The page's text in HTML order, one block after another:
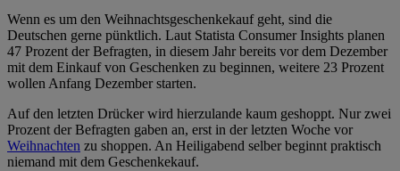
Wenn es um den Weihnachtsgeschenkekauf geht, sind die
Deutschen gerne pünktlich. Laut Statista Consumer Insights planen
47 Prozent der Befragten, in diesem Jahr bereits vor dem Dezember
mit dem Einkauf von Geschenken zu beginnen, weitere 23 Prozent
wollen Anfang Dezember starten.
Auf den letzten Drücker wird hierzulande kaum geshoppt. Nur zwei
Prozent der Befragten gaben an, erst in der letzten Woche vor
Weihnachten zu shoppen. An Heiligabend selber beginnt praktisch
niemand mit dem Geschenkekauf.